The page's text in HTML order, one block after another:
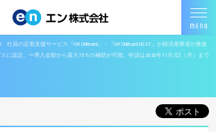
社員の定着支援サービス『HR OnBoard』・『HR OnBoard NEXT』が経済産業省が推進
に認定。ー導入金額から最大75％の補助が可能。申請は2020年11月2日（月）まで